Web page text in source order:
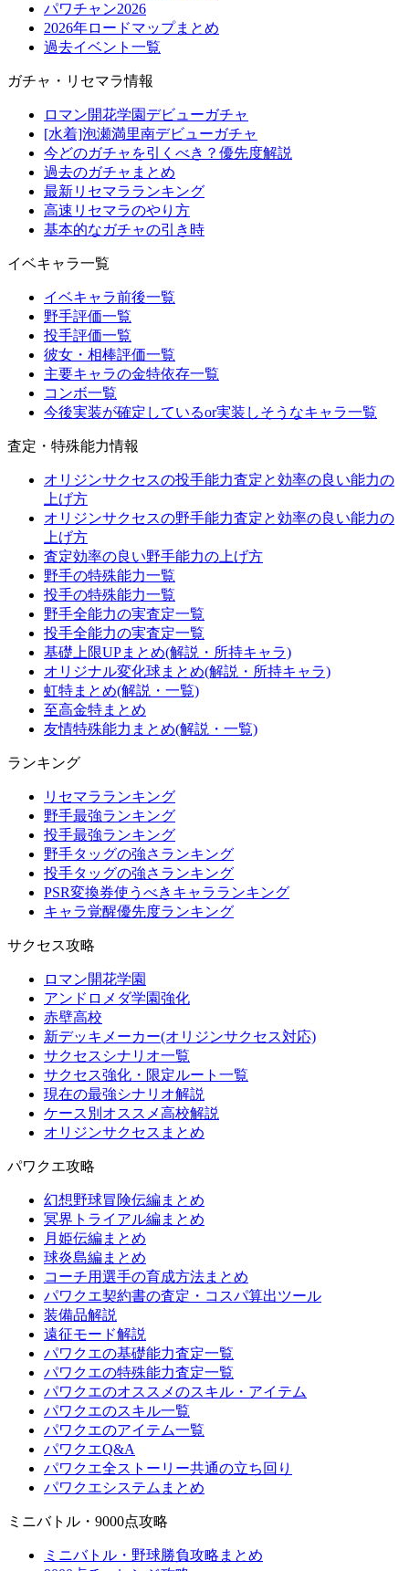
パワチャン2026
2026年ロードマップまとめ
過去イベント一覧
ガチャ・リセマラ情報
ロマン開花学園デビューガチャ
[水着]泡瀬満里南デビューガチャ
今どのガチャを引くべき？優先度解説
過去のガチャまとめ
最新リセマラランキング
高速リセマラのやり方
基本的なガチャの引き時
イベキャラ一覧
イベキャラ前後一覧
野手評価一覧
投手評価一覧
彼女・相棒評価一覧
主要キャラの金特依存一覧
コンボ一覧
今後実装が確定しているor実装しそうなキャラ一覧
査定・特殊能力情報
オリジンサクセスの投手能力査定と効率の良い能力の
上げ方
オリジンサクセスの野手能力査定と効率の良い能力の
上げ方
査定効率の良い野手能力の上げ方
野手の特殊能力一覧
投手の特殊能力一覧
野手全能力の実査定一覧
投手全能力の実査定一覧
基礎上限UPまとめ(解説・所持キャラ)
オリジナル変化球まとめ(解説・所持キャラ)
虹特まとめ(解説・一覧)
至高金特まとめ
友情特殊能力まとめ(解説・一覧)
ランキング
リセマラランキング
野手最強ランキング
投手最強ランキング
野手タッグの強さランキング
投手タッグの強さランキング
PSR変換券使うべきキャラランキング
キャラ覚醒優先度ランキング
サクセス攻略
ロマン開花学園
アンドロメダ学園強化
赤壁高校
新デッキメーカー(オリジンサクセス対応)
サクセスシナリオ一覧
サクセス強化・限定ルート一覧
現在の最強シナリオ解説
ケース別オススメ高校解説
オリジンサクセスまとめ
パワクエ攻略
幻想野球冒険伝編まとめ
冥界トライアル編まとめ
月姫伝編まとめ
球炎島編まとめ
コーチ用選手の育成方法まとめ
パワクエ契約書の査定・コスパ算出ツール
装備品解説
遠征モード解説
パワクエの基礎能力査定一覧
パワクエの特殊能力査定一覧
パワクエのオススメのスキル・アイテム
パワクエのスキル一覧
パワクエのアイテム一覧
パワクエQ&A
パワクエ全ストーリー共通の立ち回り
パワクエシステムまとめ
ミニバトル・9000点攻略
ミニバトル・野球勝負攻略まとめ